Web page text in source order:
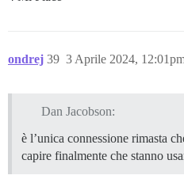
ondrej 3 Aprile 2024,
39
Dan Jacobson:
è l’unica connessione rimasta
capire finalmente che stanno